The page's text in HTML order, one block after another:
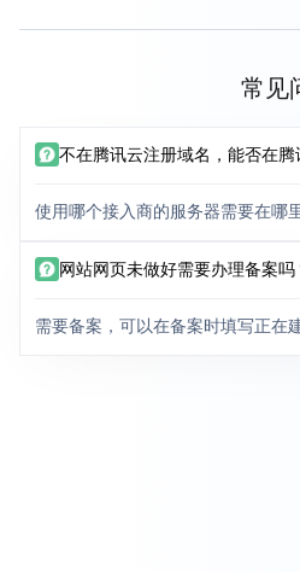
常见
不在腾讯云注册域名，能否在腾
使用哪个接入商的服务器需要在哪
网站网页未做好需要办理备案吗
需要备案，可以在备案时填写正在